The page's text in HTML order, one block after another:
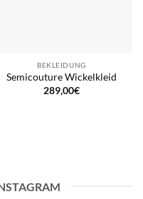
BEKLEIDUNG
Semicouture Wickelkleid
289,00€